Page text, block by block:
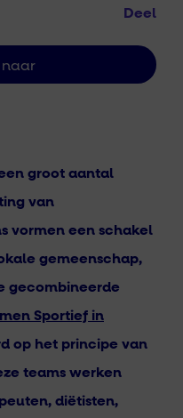
Deel
groot aantal
van
vormen een schakel
gemeenschap,
gecombineerde
Sportief in
op het principe van
teams werken
diëtisten,